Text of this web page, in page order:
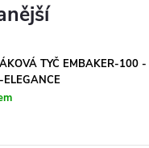
TYČ EMBAKER-100